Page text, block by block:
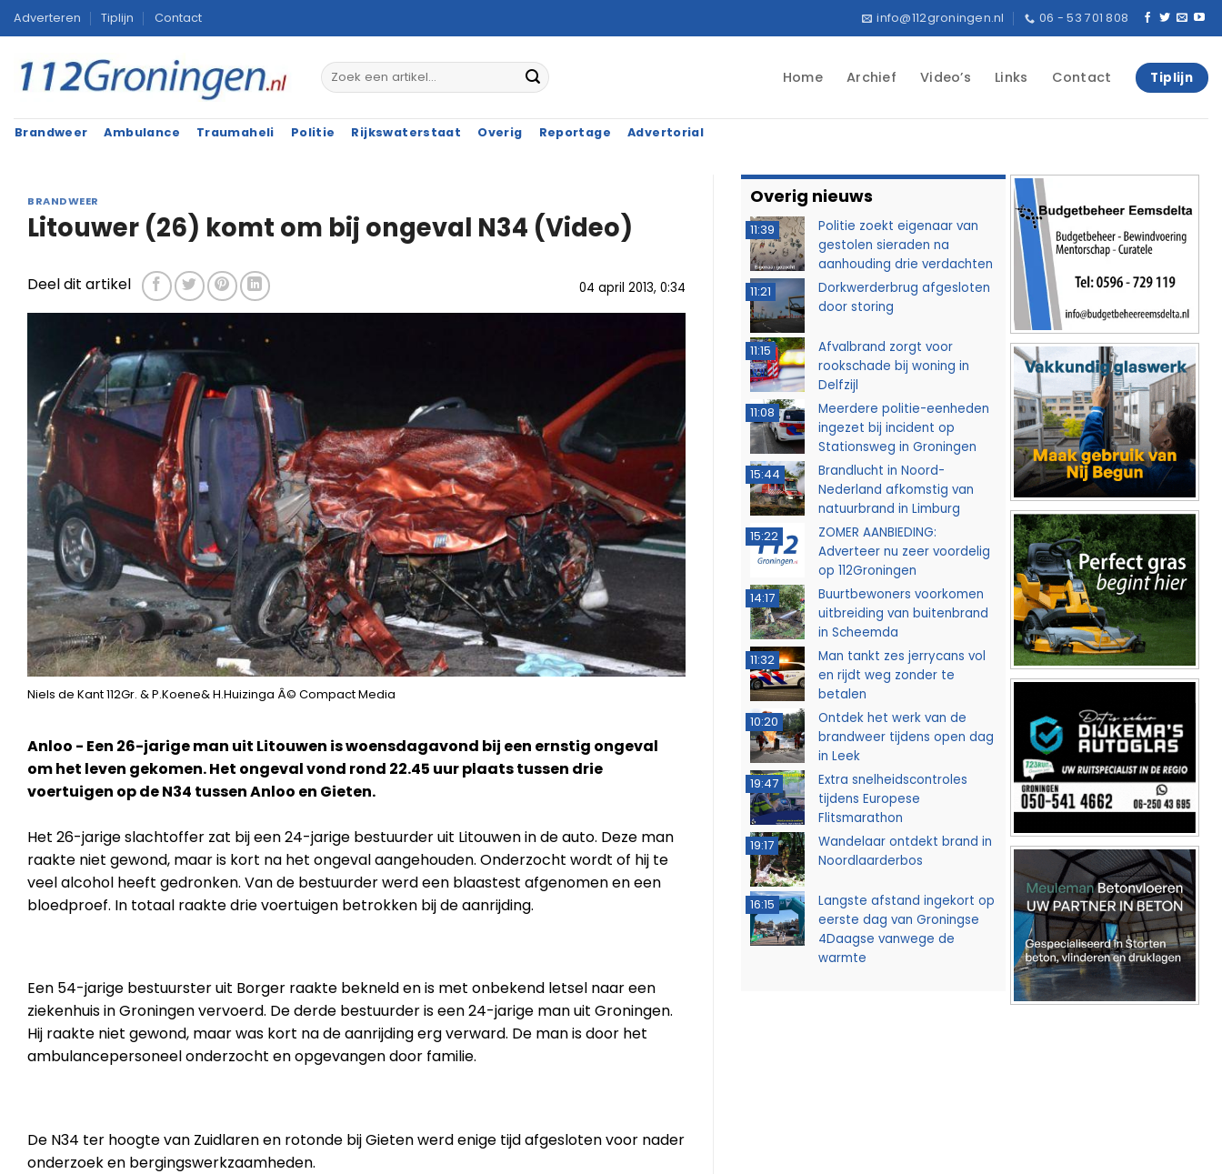
Ga
naar
inhoud
Adverteren Tiplijn Contact info@112groningen.nl 06 - 53 701 808
Home Archief Video’s Links Contact Tiplijn
Brandweer Ambulance Traumaheli Politie Rijkswaterstaat Overig Reportage Advertorial
BRANDWEER
Litouwer (26) komt om bij ongeval N34 (Video)
04 april 2013, 0:34
Deel dit artikel
Niels de Kant 112Gr. & P.Koene& H.Huizinga Â© Compact Media
Anloo - Een 26-jarige man uit Litouwen is woensdagavond bij een ernstig ongeval
om het leven gekomen. Het ongeval vond rond 22.45 uur plaats tussen drie
voertuigen op de N34 tussen Anloo en Gieten.
Het 26-jarige slachtoffer zat bij een 24-jarige bestuurder uit Litouwen in de auto. Deze man
raakte niet gewond, maar is kort na het ongeval aangehouden. Onderzocht wordt of hij te
veel alcohol heeft gedronken. Van de bestuurder werd een blaastest afgenomen en een
bloedproef. In totaal raakte drie voertuigen betrokken bij de aanrijding.
Een 54-jarige bestuurster uit Borger raakte bekneld en is met onbekend letsel naar een
ziekenhuis in Groningen vervoerd. De derde bestuurder is een 24-jarige man uit Groningen.
Hij raakte niet gewond, maar was kort na de aanrijding erg verward. De man is door het
ambulancepersoneel onderzocht en opgevangen door familie.
De N34 ter hoogte van Zuidlaren en rotonde bij Gieten werd enige tijd afgesloten voor nader
onderzoek en bergingswerkzaamheden.
Overig nieuws
11:39
Politie zoekt eigenaar van
gestolen sieraden na
aanhouding drie verdachten
11:21
Dorkwerderbrug afgesloten
door storing
11:15
Afvalbrand zorgt voor
rookschade bij woning in
Delfzijl
11:08
Meerdere politie-eenheden
ingezet bij incident op
Stationsweg in Groningen
15:44
Brandlucht in Noord-
Nederland afkomstig van
natuurbrand in Limburg
15:22
ZOMER AANBIEDING:
Adverteer nu zeer voordelig
op 112Groningen
14:17
Buurtbewoners voorkomen
uitbreiding van buitenbrand
in Scheemda
11:32
Man tankt zes jerrycans vol
en rijdt weg zonder te
betalen
10:20
Ontdek het werk van de
brandweer tijdens open dag
in Leek
19:47
Extra snelheidscontroles
tijdens Europese
Flitsmarathon
19:17
Wandelaar ontdekt brand in
Noordlaarderbos
16:15
Langste afstand ingekort op
eerste dag van Groningse
4Daagse vanwege de
warmte